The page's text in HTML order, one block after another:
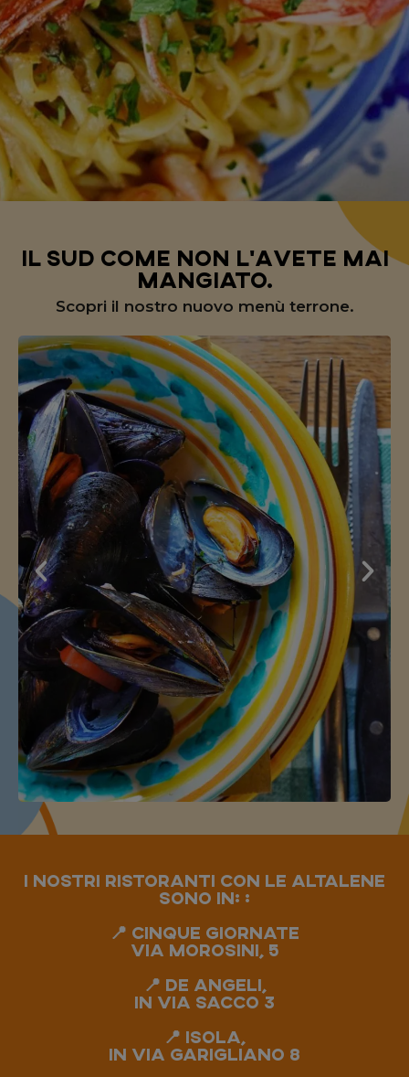
il sud come non l'avete mai
mangiato.
Scopri il nostro nuovo menù terrone.
i nostri ristoranti con le altalene
sono in: :
📍 cinque giornate
Via morosini, 5
📍 De Angeli,
in via Sacco 3
📍 Isola,
in via garigliano 8